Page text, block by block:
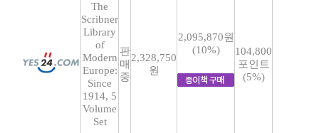
The
Scribner
Library
of
Modern
Europe:
Since
1914, 5
Volume
Set
판
매
중
2,328,750
원
2,095,870원
(10%)
104,800
포인트
(5%)